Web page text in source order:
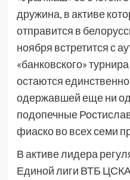
дружина, в активе
отправится в
ноября встретится с
«банковского»
остаются
одержавшей еще ни
подопечные
фиаско во всех семи
В активе лидера
Единой лиги ВТБ ЦСКА